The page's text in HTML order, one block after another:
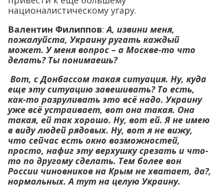
националистическому угару.
Валентин Филиппов: А, извини меня,
пожалуйста, Украину ругать каждый
может. У меня вопрос – а Москве-то что
делать? Ты понимаешь?
Вот, с Донбассом такая ситуация. Ну, куда
еще эту ситуацию завешивать? То есть,
как-то разруливать это всё надо. Украину
уже всё устраивает, вот она такая. Она
такая, ей так хорошо. Ну, вот ей. Я не имею
в виду людей рядовых. Ну, вот я не вижу,
что сейчас есть окно возможностей,
просто, нафиг эту верхушку срезать и что-
то по другому сделать. Тем более вон
России чиновников на Крым не хватает, да?,
нормальных. А тут на целую Украину.